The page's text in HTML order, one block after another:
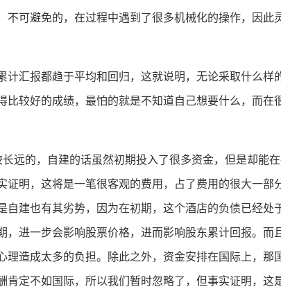
可避免的，在过程中遇到了很多机械化的操作，因此
汇报都趋于平均和回归，这就说明，无论采取什么样
较好的成绩，最怕的就是不知道自己想要什么，而在
远的，自建的话虽然初期投入了很多资金，但是却能
明，这将是一笔很客观的费用，占了费用的很大一部
建也有其劣势，因为在初期，这个酒店的负债已经处
进一步会影响股票价格，进而影响股东累计回报。而
造成太多的负担。除此之外，资金安排在国际上，那
定不如国际，所以我们暂时忽略了，但事实证明，这